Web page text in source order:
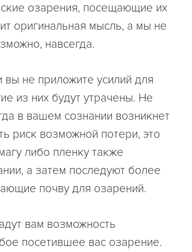
озарения, посещающие их
оригинальная мысль, а мы не
навсегда.
не приложите усилий для
из них будут утрачены. Не
в вашем сознании возникнет
риск возможной потери, это
либо пленку также
а затем последуют более
почву для озарений.
вам возможность
посетившее вас озарение.